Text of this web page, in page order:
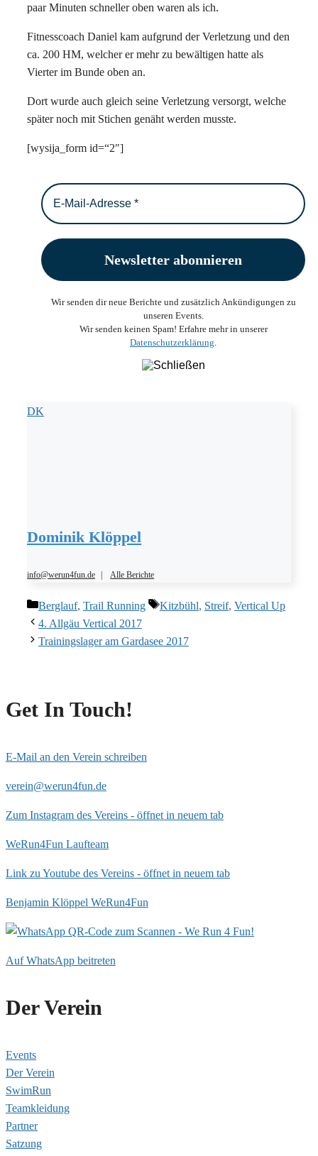
paar Minuten schneller oben waren als ich.
Fitnesscoach Daniel kam aufgrund der Verletzung und den
ca. 200 HM, welcher er mehr zu bewältigen hatte als
Vierter im Bunde oben an.
Dort wurde auch gleich seine Verletzung versorgt, welche
später noch mit Stichen genäht werden musste.
[wysija_form id=“2″]
Wir senden dir neue Berichte und zusätzlich Ankündigungen zu
unseren Events.
Wir senden keinen Spam! Erfahre mehr in unserer
Datenschutzerklärung
DK
Dominik Klöppel
info@werun4fun.de | Alle Berichte
Kategorien
Berglauf, Trail Running Schlagwörter
Kitzbühl, Streif, Vertical Up
4. Allgäu Vertical 2017
Trainingslager am Gardasee 2017
Get In Touch!
E-Mail an den Verein schreiben
verein@werun4fun.de
Zum Instagram des Vereins - öffnet in neuem tab
WeRun4Fun Laufteam
Link zu Youtube des Vereins - öffnet in neuem tab
Benjamin Klöppel WeRun4Fun
Auf WhatsApp beitreten
Der Verein
Events
Der Verein
SwimRun
Teamkleidung
Partner
Satzung